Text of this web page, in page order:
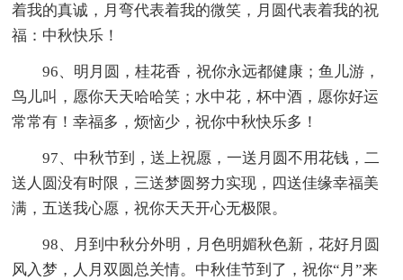
着我的真诚，月弯代表着我的微笑，月圆代表着我的祝
福：中秋快乐！
96、明月圆，桂花香，祝你永远都健康；鱼儿游，
鸟儿叫，愿你天天哈哈笑；水中花，杯中酒，愿你好运
常常有！幸福多，烦恼少，祝你中秋快乐多！
97、中秋节到，送上祝愿，一送月圆不用花钱，二
送人圆没有时限，三送梦圆努力实现，四送佳缘幸福美
满，五送我心愿，祝你天天开心无极限。
98、月到中秋分外明，月色明媚秋色新，花好月圆
风入梦，人月双圆总关情。中秋佳节到了，祝你“月”来